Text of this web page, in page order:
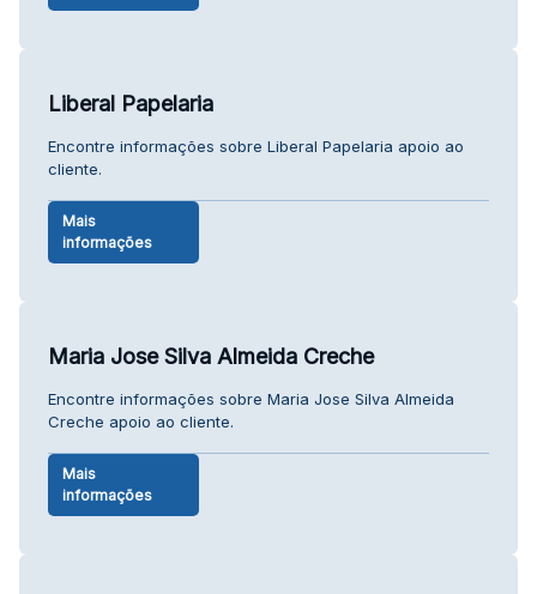
Liberal Papelaria
Encontre informações sobre Liberal Papelaria apoio ao
cliente.
Mais
informações
Maria Jose Silva Almeida Creche
Encontre informações sobre Maria Jose Silva Almeida
Creche apoio ao cliente.
Mais
informações